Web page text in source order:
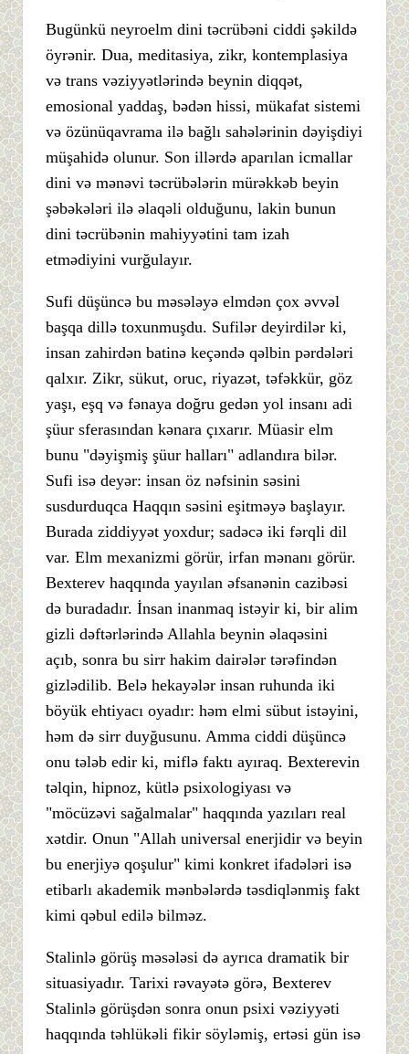
Bugünkü neyroelm dini təcrübəni ciddi şəkildə
öyrənir. Dua, meditasiya, zikr, kontemplasiya
və trans vəziyyətlərində beynin diqqət,
emosional yaddaş, bədən hissi, mükafat sistemi
və özünüqavrama ilə bağlı sahələrinin dəyişdiyi
müşahidə olunur. Son illərdə aparılan icmallar
dini və mənəvi təcrübələrin mürəkkəb beyin
şəbəkələri ilə əlaqəli olduğunu, lakin bunun
dini təcrübənin mahiyyətini tam izah
etmədiyini vurğulayır.
Sufi düşüncə bu məsələyə elmdən çox əvvəl
başqa dillə toxunmuşdu. Sufilər deyirdilər ki,
insan zahirdən batinə keçəndə qəlbin pərdələri
qalxır. Zikr, sükut, oruc, riyazət, təfəkkür, göz
yaşı, eşq və fənaya doğru gedən yol insanı adi
şüur sferasından kənara çıxarır. Müasir elm
bunu "dəyişmiş şüur halları" adlandıra bilər.
Sufi isə deyər: insan öz nəfsinin səsini
susdurduqca Haqqın səsini eşitməyə başlayır.
Burada ziddiyyət yoxdur; sadəcə iki fərqli dil
var. Elm mexanizmi görür, irfan mənanı görür.
Bexterev haqqında yayılan əfsanənin cazibəsi
də buradadır. İnsan inanmaq istəyir ki, bir alim
gizli dəftərlərində Allahla beynin əlaqəsini
açıb, sonra bu sirr hakim dairələr tərəfindən
gizlədilib. Belə hekayələr insan ruhunda iki
böyük ehtiyacı oyadır: həm elmi sübut istəyini,
həm də sirr duyğusunu. Amma ciddi düşüncə
onu tələb edir ki, miflə faktı ayıraq. Bexterevin
təlqin, hipnoz, kütlə psixologiyası və
"möcüzəvi sağalmalar" haqqında yazıları real
xətdir. Onun "Allah universal enerjidir və beyin
bu enerjiyə qoşulur" kimi konkret ifadələri isə
etibarlı akademik mənbələrdə təsdiqlənmiş fakt
kimi qəbul edilə bilməz.
Stalinlə görüş məsələsi də ayrıca dramatik bir
situasiyadır. Tarixi rəvayətə görə, Bexterev
Stalinlə görüşdən sonra onun psixi vəziyyəti
haqqında təhlükəli fikir söyləmiş, ertəsi gün isə